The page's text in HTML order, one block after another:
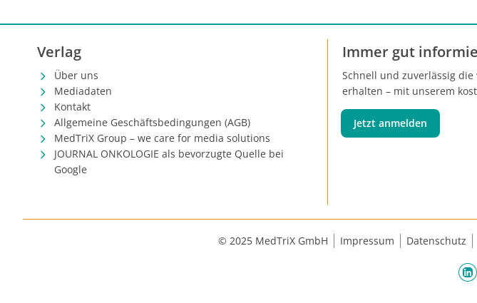
Verlag
Über uns
Mediadaten
Kontakt
Allgemeine Geschäftsbedingungen (AGB)
MedTriX Group – we care for media solutions
JOURNAL ONKOLOGIE als bevorzugte Quelle bei
Google
Immer gut
Schnell und zuverlässig
erhalten – mit unserem
Jetzt anmelden
© 2025 MedTriX GmbH Impressum Datenschutz